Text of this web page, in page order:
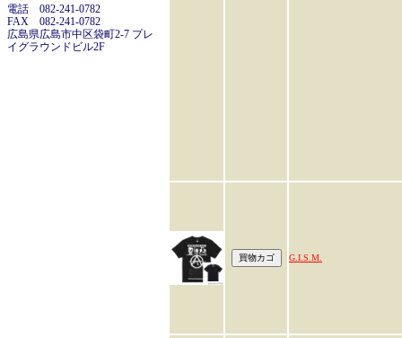
電話 082-241-0782
FAX 082-241-0782
広島県広島市中区袋町2-7 プレ
イグラウンドビル2F
G.I.S.M.